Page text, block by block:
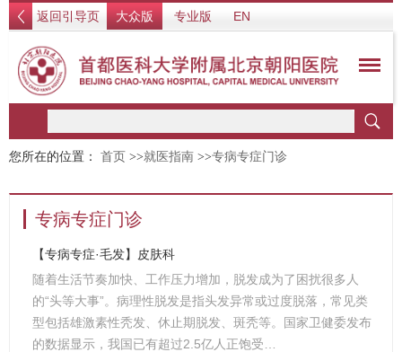
返回引导页 大众版 专业版 EN
您所在的位置： 首页 >>就医指南 >>专病专症门诊
专病专症门诊
【专病专症·毛发】皮肤科
随着生活节奏加快、工作压力增加，脱发成为了困扰很多人
的“头等大事”。病理性脱发是指头发异常或过度脱落，常见类
型包括雄激素性秃发、休止期脱发、斑秃等。国家卫健委发布
的数据显示，我国已有超过2.5亿人正饱受…